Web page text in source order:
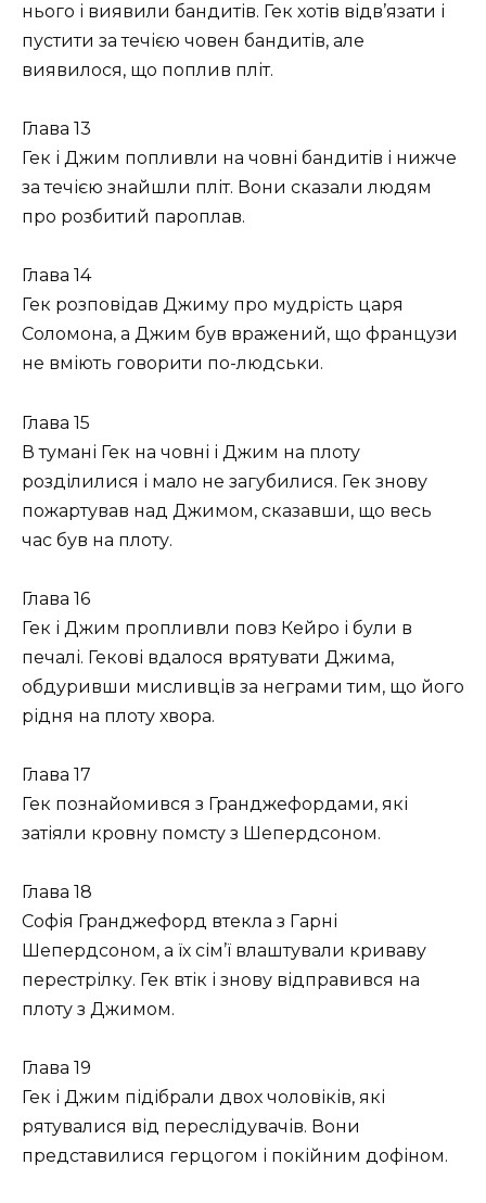
нього і виявили бандитів. Гек хотів відв’язати і
пустити за течією човен бандитів, але
виявилося, що поплив пліт.
Глава 13
Гек і Джим попливли на човні бандитів і нижче
за течією знайшли пліт. Вони сказали людям
про розбитий пароплав.
Глава 14
Гек розповідав Джиму про мудрість царя
Соломона, а Джим був вражений, що французи
не вміють говорити по-людськи.
Глава 15
В тумані Гек на човні і Джим на плоту
розділилися і мало не загубилися. Гек знову
пожартував над Джимом, сказавши, що весь
час був на плоту.
Глава 16
Гек і Джим пропливли повз Кейро і були в
печалі. Гекові вдалося врятувати Джима,
обдуривши мисливців за неграми тим, що його
рідня на плоту хвора.
Глава 17
Гек познайомився з Гранджефордами, які
затіяли кровну помсту з Шепердсоном.
Глава 18
Софія Гранджефорд втекла з Гарні
Шепердсоном, а їх сім’ї влаштували криваву
перестрілку. Гек втік і знову відправився на
плоту з Джимом.
Глава 19
Гек і Джим підібрали двох чоловіків, які
рятувалися від переслідувачів. Вони
представилися герцогом і покійним дофіном.